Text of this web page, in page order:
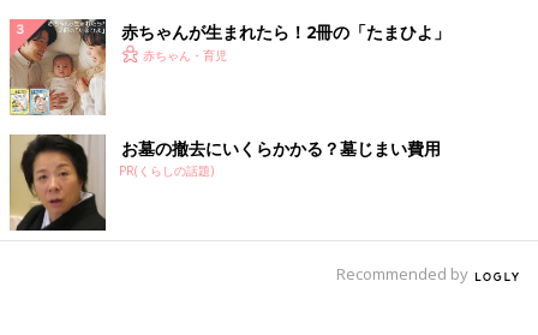
赤ちゃんが生まれたら！2冊の「たまひよ」
赤ちゃん・育児
お墓の撤去にいくらかかる？墓じまい費用
PR(くらしの話題)
Recommended by